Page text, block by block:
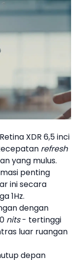
XDR 6,5 inci
refresh
yang mulus.
penting
ini secara
1Hz.
dengan
nits- tertinggi
luar ruangan
depan